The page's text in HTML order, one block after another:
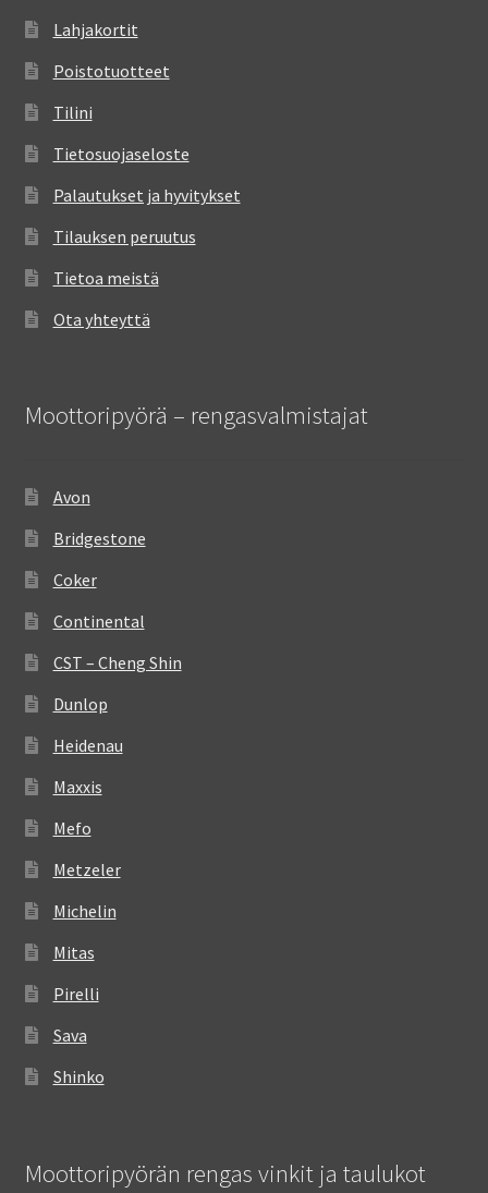
Lahjakortit
Poistotuotteet
Tilini
Tietosuojaseloste
Palautukset ja hyvitykset
Tilauksen peruutus
Tietoa meistä
Ota yhteyttä
Moottoripyörä – rengasvalmistajat
Avon
Bridgestone
Coker
Continental
CST – Cheng Shin
Dunlop
Heidenau
Maxxis
Mefo
Metzeler
Michelin
Mitas
Pirelli
Sava
Shinko
Moottoripyörän rengas vinkit ja taulukot